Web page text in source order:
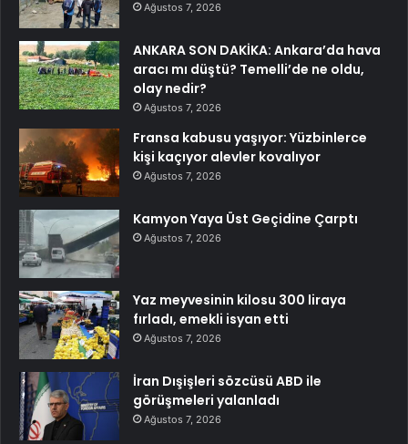
Ağustos 7, 2026
ANKARA SON DAKİKA: Ankara’da hava
aracı mı düştü? Temelli’de ne oldu,
olay nedir?
Ağustos 7, 2026
Fransa kabusu yaşıyor: Yüzbinlerce
kişi kaçıyor alevler kovalıyor
Ağustos 7, 2026
Kamyon Yaya Üst Geçidine Çarptı
Ağustos 7, 2026
Yaz meyvesinin kilosu 300 liraya
fırladı, emekli isyan etti
Ağustos 7, 2026
İran Dışişleri sözcüsü ABD ile
görüşmeleri yalanladı
Ağustos 7, 2026